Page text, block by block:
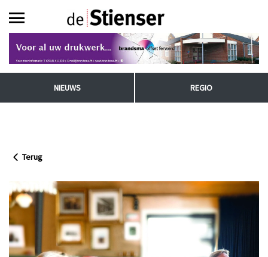
NIEUWS REGIO
Terug